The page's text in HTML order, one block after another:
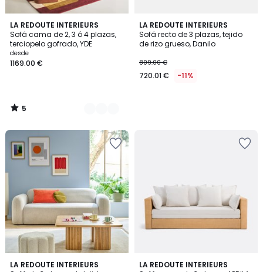
LA REDOUTE INTERIEURS
Sofá cama de 2, 3 ó 4 plazas,
terciopelo gofrado, YDE
desde
1169.00 €
5
/
5
8
Colores
5
/
LA REDOUTE INTERIEURS
Sofá recto de 3 plazas, tejido
de rizo grueso, Danilo
809.00 €
720.01 € -11%
LA REDOUTE INTERIEURS
LA REDOUTE INTERIEURS